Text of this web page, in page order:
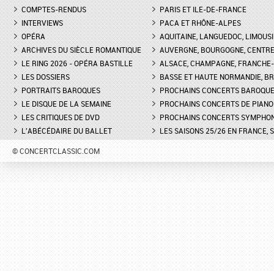
COMPTES-RENDUS
INTERVIEWS
OPÉRA
ARCHIVES DU SIÈCLE ROMANTIQUE
LE RING 2026 - OPÉRA BASTILLE
LES DOSSIERS
PORTRAITS BAROQUES
LE DISQUE DE LA SEMAINE
LES CRITIQUES DE DVD
L'ABÉCÉDAIRE DU BALLET
PARIS ET ILE-DE-FRANCE
PACA ET RHÔNE-ALPES
AQUITAINE, LANGUEDOC,
AUVERGNE, BOURGOGNE, CENTRE
ALSACE, CHAMPAGNE,
BASSE ET HAUTE NORMANDIE,
PROCHAINS CONCERTS
PROCHAINS CONCERTS DE PIANO
PROCHAINS CONCERTS
LES SAISONS 25/26 EN FRANCE,
© CONCERTCLASSIC.COM